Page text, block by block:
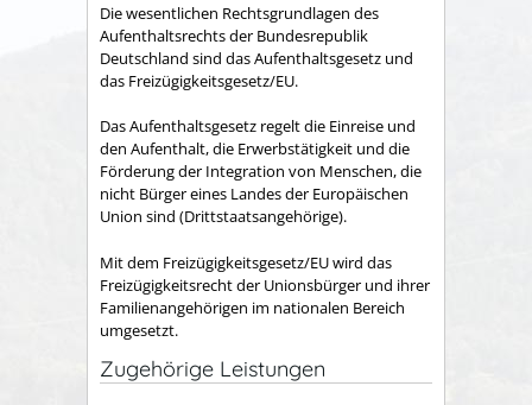
Die wesentlichen Rechtsgrundlagen des
Aufenthaltsrechts der Bundesrepublik
Deutschland sind das Aufenthaltsgesetz und
das Freizügigkeitsgesetz/EU.
Das Aufenthaltsgesetz regelt die Einreise und
den Aufenthalt, die Erwerbstätigkeit und die
Förderung der Integration von Menschen, die
nicht Bürger eines Landes der Europäischen
Union sind (Drittstaatsangehörige).
Mit dem Freizügigkeitsgesetz/EU wird das
Freizügigkeitsrecht der Unionsbürger und ihrer
Familienangehörigen im nationalen Bereich
umgesetzt.
Zugehörige Leistungen